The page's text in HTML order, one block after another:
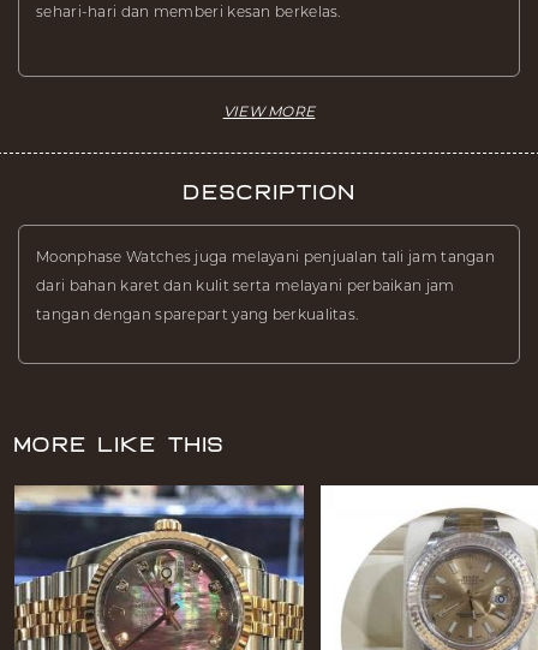
sehari-hari dan memberi kesan berkelas.
Description
Moonphase Watches juga melayani penjualan tali jam tangan
dari bahan karet dan kulit serta melayani perbaikan jam
tangan dengan sparepart yang berkualitas.
More Like This